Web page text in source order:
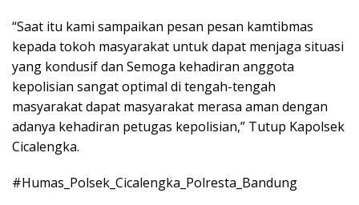
“Saat itu kami sampaikan pesan pesan kamtibmas
kepada tokoh masyarakat untuk dapat menjaga situasi
yang kondusif dan Semoga kehadiran anggota
kepolisian sangat optimal di tengah-tengah
masyarakat dapat masyarakat merasa aman dengan
adanya kehadiran petugas kepolisian,” Tutup Kapolsek
Cicalengka.
#Humas_Polsek_Cicalengka_Polresta_Bandung